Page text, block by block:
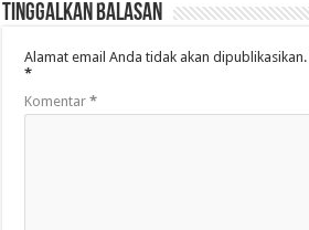
Tinggalkan Balasan
Alamat email Anda tidak akan dipublikasikan.
*
Komentar*